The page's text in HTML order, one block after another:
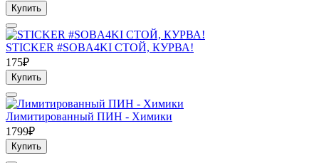
Купить
STICKER #SOBA4KI СТОЙ, КУРВА!
175₽
Купить
Лимитированный ПИН - Химики
1799₽
Купить